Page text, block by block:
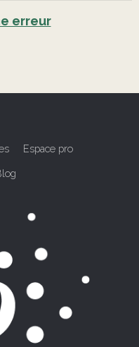
erreur
Espace pro